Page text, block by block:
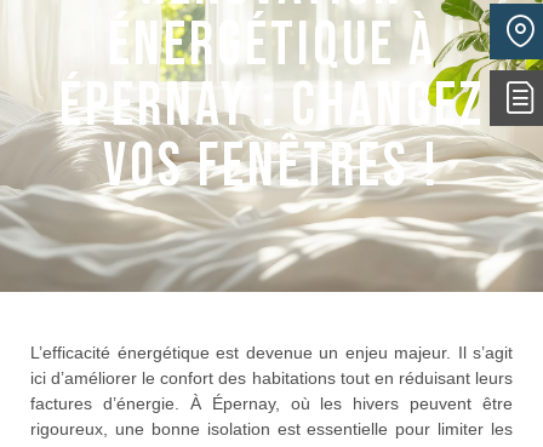
énergétique à
Épernay : changez
vos fenêtres !
L’efficacité énergétique est devenue un enjeu majeur. Il s’agit
ici d’améliorer le confort des habitations tout en réduisant leurs
factures d’énergie. À Épernay, où les hivers peuvent être
rigoureux, une bonne isolation est essentielle pour limiter les